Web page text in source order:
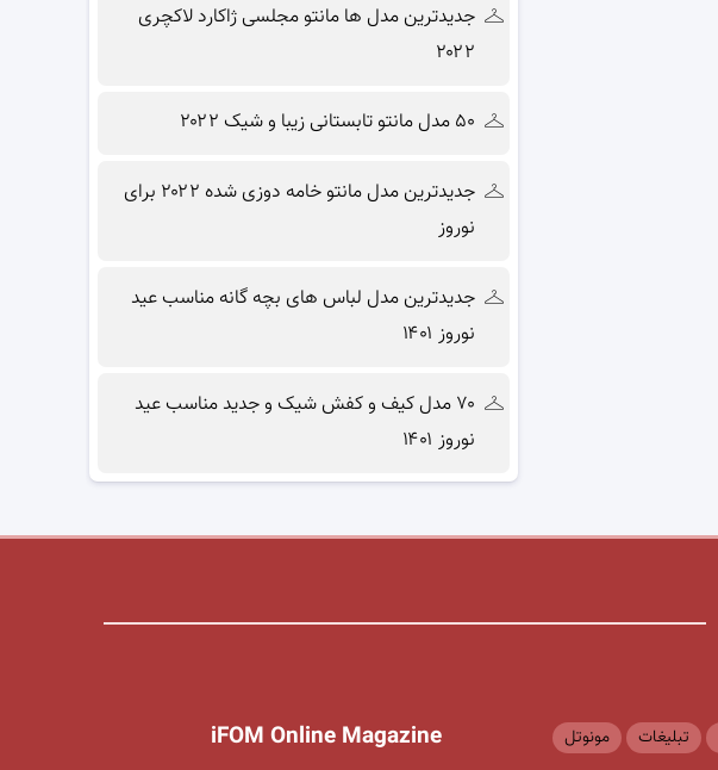
جدیدترین مدل ها مانتو مجلسی ژاکارد لاکچری
۲۰۲۲
۵۰ مدل مانتو تابستانی زیبا و شیک ۲۰۲۲
جدیدترین مدل مانتو خامه دوزی شده ۲۰۲۲ برای
نوروز
جدیدترین مدل لباس های بچه گانه مناسب عید
نوروز ۱۴۰۱
۷۰ مدل کیف و کفش شیک و جدید مناسب عید
نوروز ۱۴۰۱
iFOM Online Magazine تبلیغات مونوتل